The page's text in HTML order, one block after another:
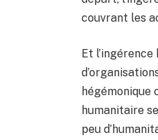
couvrant les
Et
hégémonique
humanitaire
peu